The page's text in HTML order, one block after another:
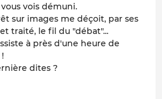
vois démuni.
sur images me déçoit, par ses
traité, le fil du "débat"...
à près d'une heure de
dites ?